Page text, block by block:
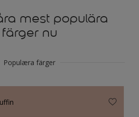
mest populära
färger nu
Populæra färger